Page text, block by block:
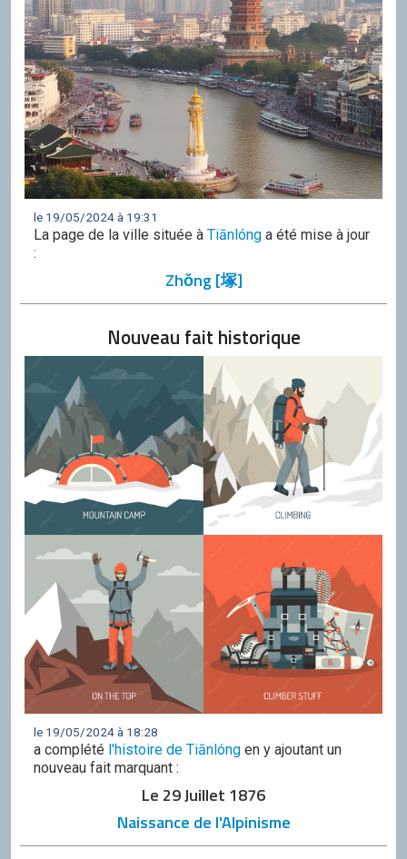
le 19/05/2024 à 19:31
La page de la ville située à Tiānlóng a été mise à jour
:
Zhǒng [塚]
Nouveau fait historique
le 19/05/2024 à 18:28
a complété l'histoire de Tiānlóng en y ajoutant un
nouveau fait marquant :
Le 29 Juillet 1876
Naissance de l'Alpinisme